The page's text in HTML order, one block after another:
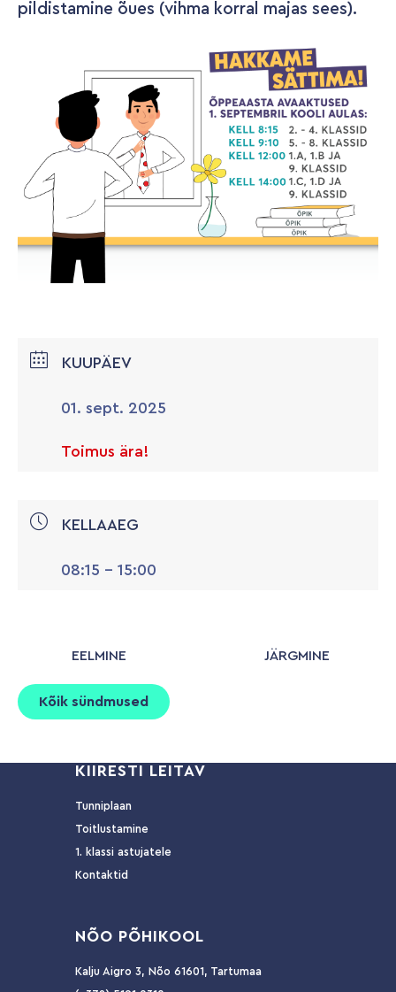
pildistamine õues (vihma korral majas sees).
KUUPÄEV
01. sept. 2025
Toimus ära!
KELLAAEG
08:15 - 15:00
EELMINE JÄRGMINE
Kõik sündmused
KIIRESTI LEITAV
Tunniplaan
Toitlustamine
1. klassi astujatele
Kontaktid
NÕO PÕHIKOOL
Kalju Aigro 3, Nõo 61601, Tartumaa